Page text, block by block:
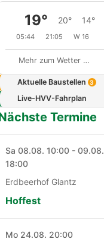
19° 20° 14°
05:44 21:05 W 16
Mehr zum Wetter …
Aktuelle Baustellen 3
Live-HVV-Fahrplan
Termine
Sa 08.08. 10:00 - 09.08.
18:00
Erdbeerhof Glantz
Hoffest
Mo 24.08. 20:00